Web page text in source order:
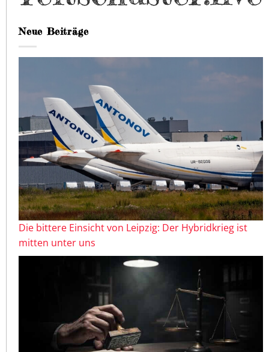
Neue Beiträge
Die bittere Einsicht von Leipzig: Der Hybridkrieg ist
mitten unter uns